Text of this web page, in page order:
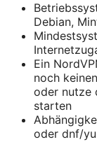
Debian,
Ein
noch
oder nutze
starten
oder dnf/